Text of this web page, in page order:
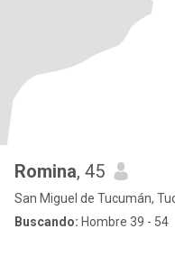
Romina, 45
San Miguel de Tucumán,
Buscando: Hombre 39 - 54